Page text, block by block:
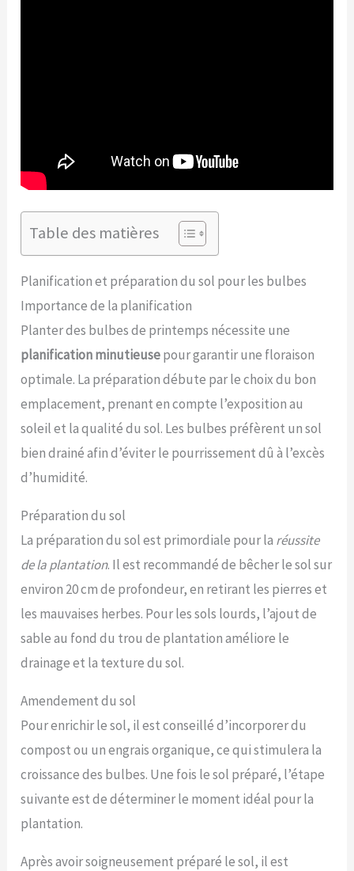
Table des matières
Planification et préparation du sol pour les bulbes
Importance de la planification
Planter des bulbes de printemps nécessite une
planification minutieusepour garantir une floraison
optimale. La préparation débute par le choix du bon
emplacement, prenant en compte l’exposition au
soleil et la qualité du sol. Les bulbes préfèrent un sol
bien drainé afin d’éviter le pourrissement dû à l’excès
d’humidité.
Préparation du sol
La préparation du sol est primordiale pour la réussite
de la plantation. Il est recommandé de bêcher le sol sur
environ 20 cm de profondeur, en retirant les pierres et
les mauvaises herbes. Pour les sols lourds, l’ajout de
sable au fond du trou de plantation améliore le
drainage et la texture du sol.
Amendement du sol
Pour enrichir le sol, il est conseillé d’incorporer du
compost ou un engrais organique, ce qui stimulera la
croissance des bulbes. Une fois le sol préparé, l’étape
suivante est de déterminer le moment idéal pour la
plantation.
Après avoir soigneusement préparé le sol, il est